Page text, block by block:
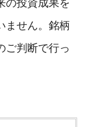
の投資成果を
ません。銘柄
ご判断で行っ